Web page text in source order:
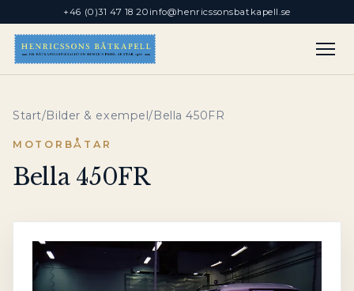
+46 (0)31 47 18 20 info@henricssonsbatkapell.se
Start/Bilder & exempel/Bella 450FR
MOTORBÅTAR
Bella 450FR